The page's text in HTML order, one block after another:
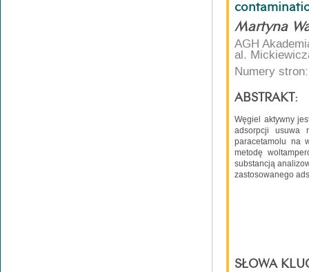
Martyna
AGH
al.
Numery
ABSTRAKT:
Węgiel aktywny
adsorpcji usuwa
paracetamolu na
metodę
substancją
zastosowanego
SŁOWA